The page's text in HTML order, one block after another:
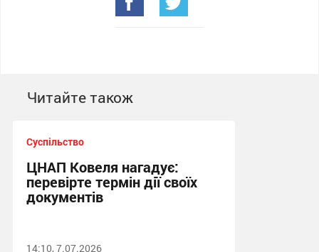
Читайте також
Суспільство
ЦНАП Ковеля нагадує:
перевірте термін дії своїх
документів
14:10, 7.07.2026